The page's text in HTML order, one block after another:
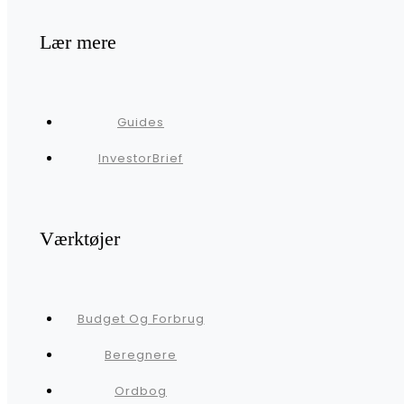
Lær mere
Guides
InvestorBrief
Værktøjer
Budget Og Forbrug
Beregnere
Ordbog